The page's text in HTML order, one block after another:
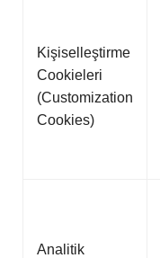
Kişiselleştirme
Cookieleri
(Customization
Cookies)
Analitik